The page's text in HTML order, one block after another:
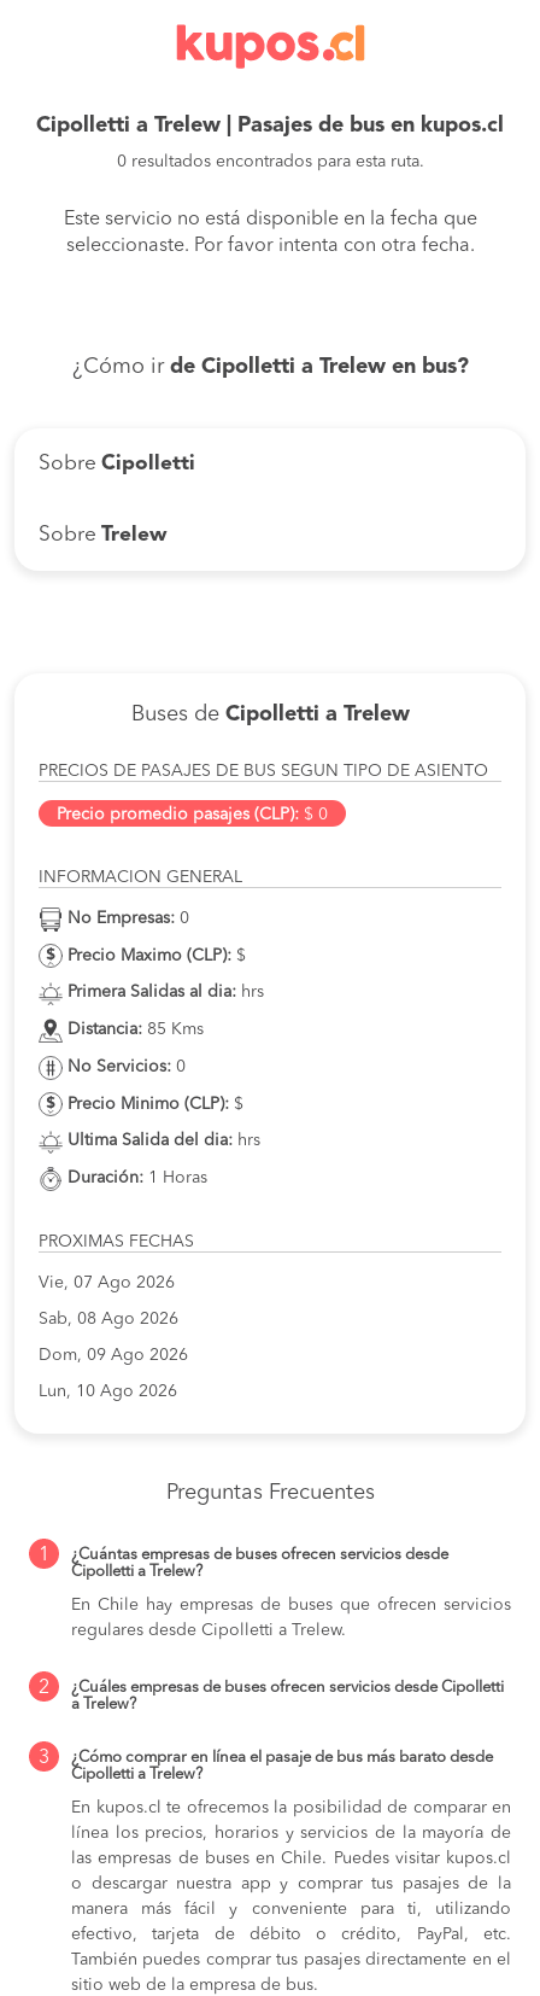
Cipolletti a Trelew | Pasajes de bus en kupos.cl
0 resultados encontrados para esta ruta.
Este servicio no está disponible en la fecha que
seleccionaste. Por favor intenta con otra fecha.
¿Cómo ir de Cipolletti a Trelew en bus?
Sobre Cipolletti
Sobre Trelew
Buses de Cipolletti a Trelew
PRECIOS DE PASAJES DE BUS SEGUN TIPO DE ASIENTO
Precio promedio pasajes (CLP): $ 0
INFORMACION GENERAL
No Empresas: 0
Precio Maximo (CLP): $
Primera Salidas al dia: hrs
Distancia: 85 Kms
No Servicios: 0
Precio Minimo (CLP): $
Ultima Salida del dia: hrs
Duración: 1 Horas
PROXIMAS FECHAS
Vie, 07 Ago 2026
Sab, 08 Ago 2026
Dom, 09 Ago 2026
Lun, 10 Ago 2026
Preguntas Frecuentes
1
¿Cuántas empresas de buses ofrecen servicios desde
Cipolletti a Trelew?
En Chile hay empresas de buses que ofrecen servicios
regulares desde Cipolletti a Trelew.
2
¿Cuáles empresas de buses ofrecen servicios desde Cipolletti
a Trelew?
3
¿Cómo comprar en línea el pasaje de bus más barato desde
Cipolletti a Trelew?
En kupos.cl te ofrecemos la posibilidad de comparar en
línea los precios, horarios y servicios de la mayoría de
las empresas de buses en Chile. Puedes visitar kupos.cl
o descargar nuestra app y comprar tus pasajes de la
manera más fácil y conveniente para ti, utilizando
efectivo, tarjeta de débito o crédito, PayPal, etc.
También puedes comprar tus pasajes directamente en el
sitio web de la empresa de bus.